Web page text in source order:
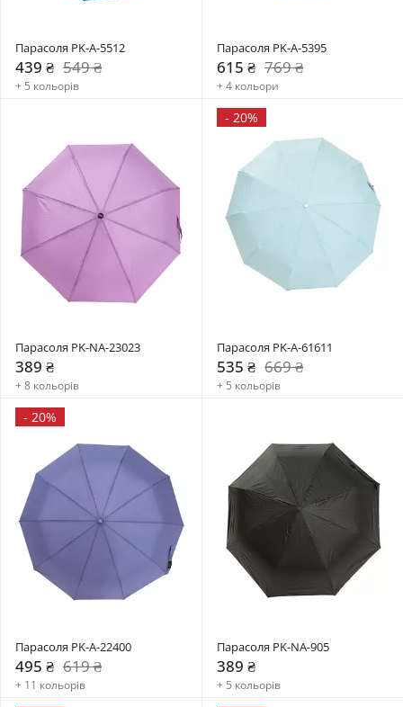
Парасоля PK-A-5512
439 ₴ 549 ₴
+ 5 кольорів
Парасоля PK-A-5395
615 ₴ 769 ₴
+ 4 кольори
Парасоля PK-NA-23023
389 ₴
+ 8 кольорів
- 20%
Парасоля PK-A-61611
535 ₴ 669 ₴
+ 5 кольорів
- 20%
Парасоля PK-A-22400
495 ₴ 619 ₴
+ 11 кольорів
Парасоля PK-NA-905
389 ₴
+ 5 кольорів